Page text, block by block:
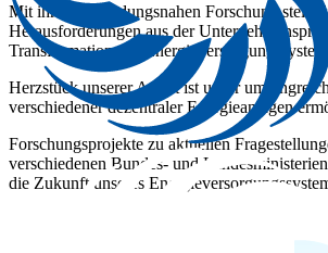
Mit ihrer anwendungsnahen Forschung stellt
Herausforderungen aus der
Transformation des
Herzstück unserer Arbeit ist unser
verschiedener dezentraler Energieanlagen
Forschungsprojekte zu aktuellen
verschiedenen Bundes- und
die Zukunft unseres